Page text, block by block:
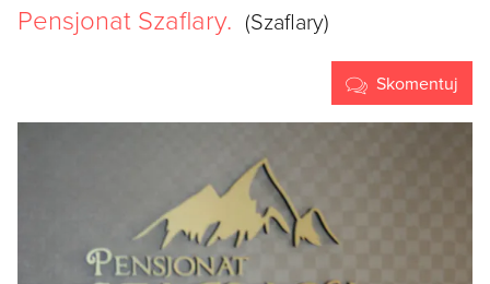
Pensjonat Szaflary. (Szaflary)
Skomentuj